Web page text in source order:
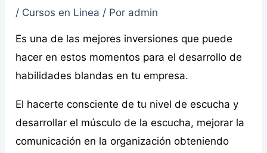
/ Cursos en Linea / Por admin
Es una de las mejores inversiones que puede
hacer en estos momentos para el desarrollo de
habilidades blandas en tu empresa.
El hacerte consciente de tu nivel de escucha y
desarrollar el músculo de la escucha, mejorar la
comunicación en la organización obteniendo